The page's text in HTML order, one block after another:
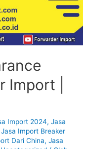
Import |
Import 2024, Jasa
Jasa Import Breaker
Dari China, Jasa